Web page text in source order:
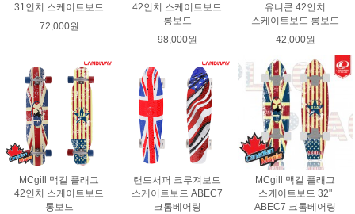
31인치 스케이트보드
72,000원
42인치 스케이트보드
롱보드
98,000원
유니콘 42인치
스케이트보드 롱보드
42,000원
MCgill 맥길 플래그
42인치 스케이트보드
롱보드
랜드서퍼 크루져보드
스케이트보드 ABEC7
크롬베어링
MCgill 맥길 플래그
스케이트보드 32"
ABEC7 크롬베어링